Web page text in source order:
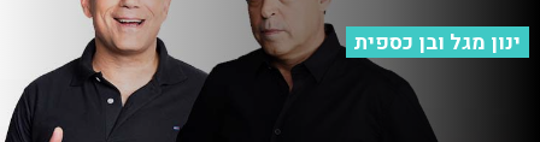
ינון מגל ובן כספית